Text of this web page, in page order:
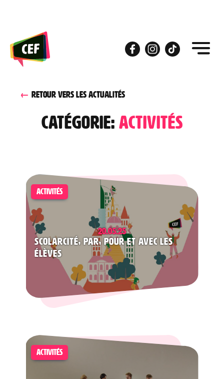
content
RETOUR VERS LES ACTUALITÉS
Catégorie: activités
ACTIVITÉS
20.05.25
ScolarCité, par, pour et avec les
élèves
ACTIVITÉS